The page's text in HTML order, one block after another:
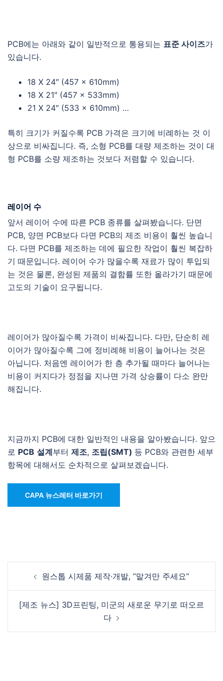
PCB에는 아래와 같이 일반적으로 통용되는 표준 사이즈가
있습니다.
18 X 24″ (457 x 610mm)
18 X 21″ (457 x 533mm)
21 X 24″ (533 x 610mm) …
특히 크기가 커질수록 PCB 가격은 크기에 비례하는 것 이
상으로 비싸집니다. 즉, 소형 PCB를 대량 제조하는 것이 대
형 PCB를 소량 제조하는 것보다 저렴할 수 있습니다.
레이어 수
앞서 레이어 수에 따른 PCB 종류를 살펴봤습니다. 단면
PCB, 양면 PCB보다 다면 PCB의 제조 비용이 훨씬 높습니
다. 다면 PCB를 제조하는 데에 필요한 작업이 훨씬 복잡하
기 때문입니다. 레이어 수가 많을수록 재료가 많이 투입되
는 것은 물론, 완성된 제품의 결함률 또한 올라가기 때문에
고도의 기술이 요구됩니다.
레이어가 많아질수록 가격이 비싸집니다. 다만, 단순히 레
이어가 많아질수록 그에 정비례해 비용이 늘어나는 것은
아닙니다. 처음엔 레이어가 한 층 추가될 때마다 늘어나는
비용이 커지다가 정점을 지나면 가격 상승률이 다소 완만
해집니다.
지금까지 PCB에 대한 일반적인 내용을 알아봤습니다. 앞으
로 PCB 설계부터 제조, 조립(SMT) 등 PCB와 관련한 세부
항목에 대해서도 순차적으로 살펴보겠습니다.
CAPA 뉴스레터 바로가기
navigation원스톱 시제품 제작·개발, “맡겨만 주세요”
[제조 뉴스] 3D프린팅, 미군의 새로운 무기로 떠오르
다